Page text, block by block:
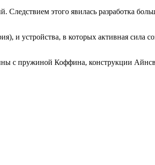
этого явилась разработка
и устройства, в которых активная сила
с пружиной Коффина, конструкции